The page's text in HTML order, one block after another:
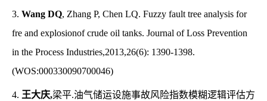
3. Wang DQ, Zhang P, Chen LQ. Fuzzy fault tree analysis for
fre and explosionof crude oil tanks. Journal of Loss Prevention
in the Process Industries,2013,26(6): 1390-1398.
(WOS:000330090700046)
4. 王大庆,梁平.油气储运设施事故风险指数模糊逻辑评估方